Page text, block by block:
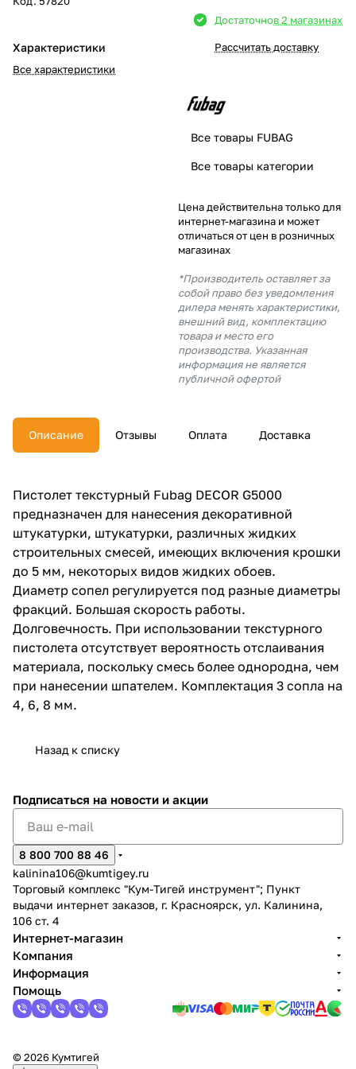
Характеристики
Все характеристики
Достаточнов 2 магазинах
Рассчитать доставку
Все товары FUBAG
Все товары категории
Цена действительна только для
интернет-магазина и может
отличаться от цен в розничных
магазинах
*Производитель оставляет за
собой право без уведомления
дилера менять характеристики,
внешний вид, комплектацию
товара и место его
производства. Указанная
информация не является
публичной офертой
Описание Отзывы Оплата Доставка
Пистолет текстурный Fubag DECOR G5000
предназначен для нанесения декоративной
штукатурки, штукатурки, различных жидких
строительных смесей, имеющих включения крошки
до 5 мм, некоторых видов жидких обоев.
Диаметр сопел регулируется под разные диаметры
фракций. Большая скорость работы.
Долговечность. При использовании текстурного
пистолета отсутствует вероятность отслаивания
материала, поскольку смесь более однородна, чем
при нанесении шпателем. Комплектация 3 сопла на
4, 6, 8 мм.
Назад к списку
Подписаться на новости и акции
8 800 700 88 46
kalinina106@kumtigey.ru
Торговый комплекс "Кум-Тигей инструмент"; Пункт
выдачи интернет заказов, г. Красноярск, ул. Калинина,
106 ст. 4
Интернет-магазин
Компания
Информация
Помощь
© 2026 Кумтигей
в корзину
Оплачивайте сегодня только
% картой любого банка
% будут
с вашей карты
каждые 2 недели
раз в 2
недели
plait.ru